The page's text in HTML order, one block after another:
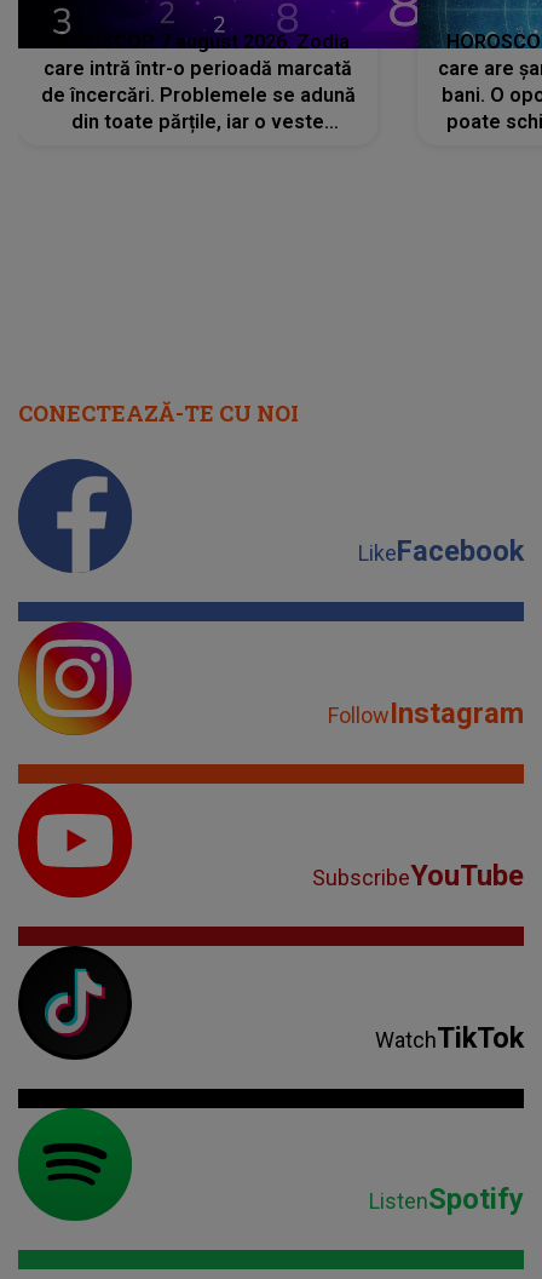
HOROSCOP 7 august 2026. Zodia
care intră într-o perioadă marcată
de încercări. Problemele se adună
din toate părțile, iar o veste
care are
bani. O
poate
CONECTEAZĂ-TE CU NOI
LikeFacebook
FollowInstagram
SubscribeYouTube
WatchTikTok
ListenSpotify